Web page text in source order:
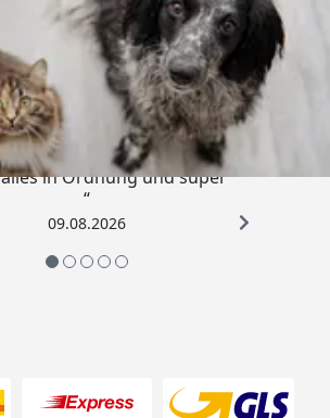
Trusted Shops
4,73/ 5
alles in Ordnung und super
“
09.08.2026